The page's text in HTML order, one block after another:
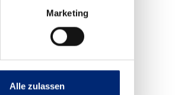
Marketing
Alle zulassen